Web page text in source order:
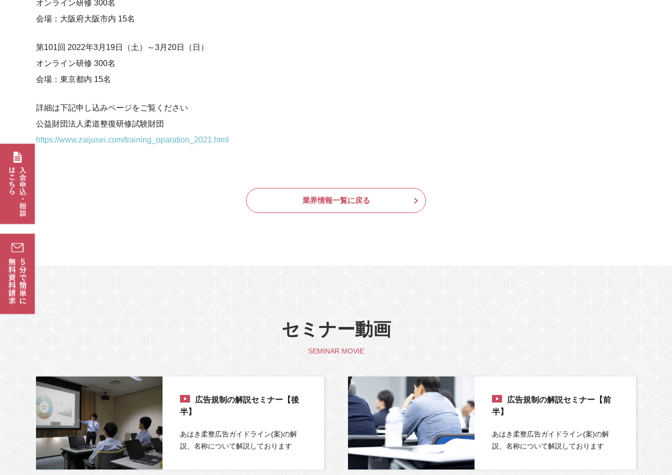
オンライン研修 300名
会場：大阪府大阪市内 15名
第101回 2022年3月19日（土）～3月20日（日）
オンライン研修 300名
会場：東京都内 15名
詳細は下記申し込みページをご覧ください
公益財団法人柔道整復研修試験財団
https://www.zaijusei.com/training_oparation_2021.html
業界情報一覧に戻る
セミナー動画
SEMINAR MOVIE
広告規制の解説セミナー【後
半】
あはき柔整広告ガイドライン(案)の解
説、名称について解説しております
広告規制の解説セミナー【前
半】
あはき柔整広告ガイドライン(案)の解
説、名称について解説しております